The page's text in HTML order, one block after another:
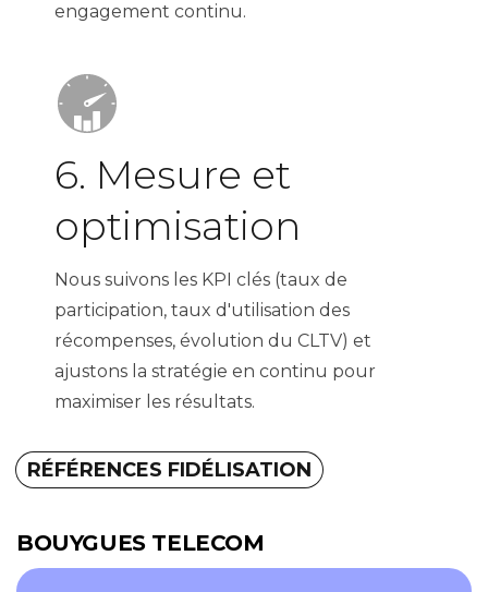
engagement continu.
6. Mesure et
optimisation
Nous suivons les KPI clés (taux de
participation, taux d'utilisation des
récompenses, évolution du CLTV) et
ajustons la stratégie en continu pour
maximiser les résultats.
RÉFÉRENCES FIDÉLISATION
BOUYGUES TELECOM